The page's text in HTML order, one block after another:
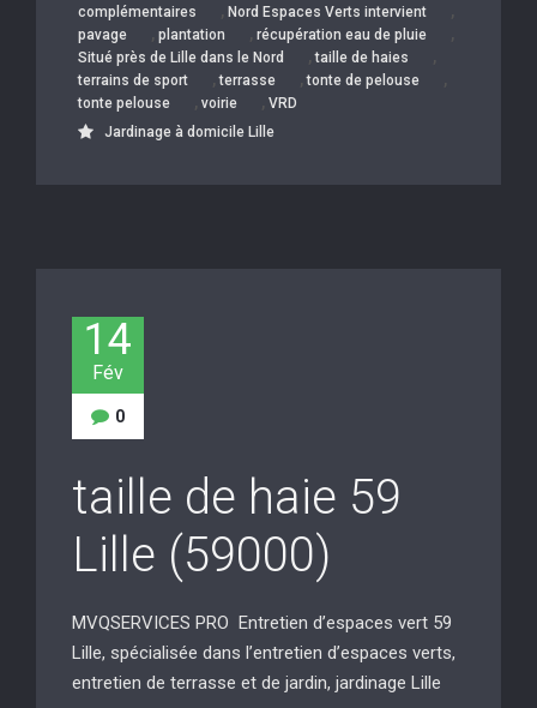
complémentaires
, Nord Espaces Verts intervient ,
pavage , plantation , récupération eau de pluie ,
Situé près de Lille dans le Nord ,taille de haies ,
terrains de sport ,terrasse ,tonte de pelouse ,
tonte pelouse , voirie , VRD
Jardinage à domicile Lille
14
Fév
0
taille de haie 59
Lille (59000)
MVQSERVICES PRO Entretien d’espaces vert 59
Lille, spécialisée dans l’entretien d’espaces verts,
entretien de terrasse et de jardin, jardinage Lille